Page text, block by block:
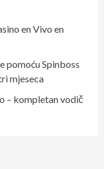
en Vivo en
pomoću Spinboss
mjeseca
– kompletan vodič